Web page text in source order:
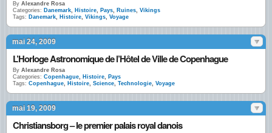
By Alexandre Rosa
Categories: Danemark, Histoire, Pays, Ruines, Vikings
Tags: Danemark, Histoire, Vikings, Voyage
mai 24, 2009
L’Horloge Astronomique de l’Hôtel de Ville de Copenhague
By Alexandre Rosa
Categories: Copenhague, Histoire, Pays
Tags: Copenhague, Histoire, Science, Technologie, Voyage
mai 19, 2009
Christiansborg – le premier palais royal danois